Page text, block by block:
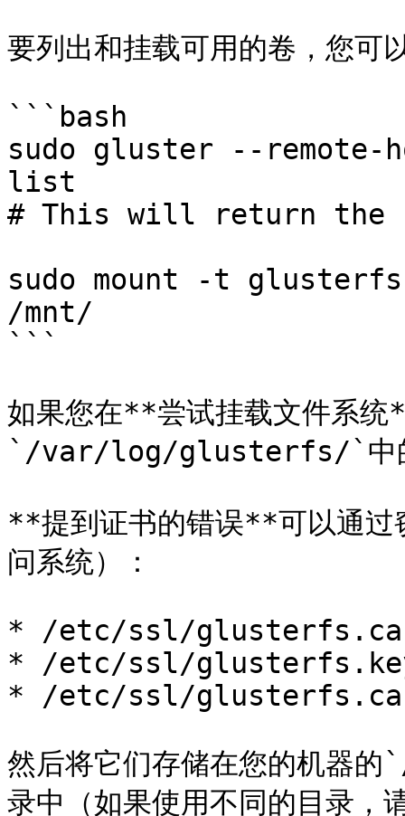
要列出和挂载可用的卷，您可
```bash
sudo gluster --remote-
list
# This will return the
sudo mount -t glusterfs
/mnt/
```
如果您在**尝试挂载文件系统
`/var/log/glusterfs/`中
**提到证书的错误**可以通过
问系统）：
* /etc/ssl/glusterfs.ca
* /etc/ssl/
* /etc/ssl/
然后将它们存储在您的
录中（如果使用不同的目录，